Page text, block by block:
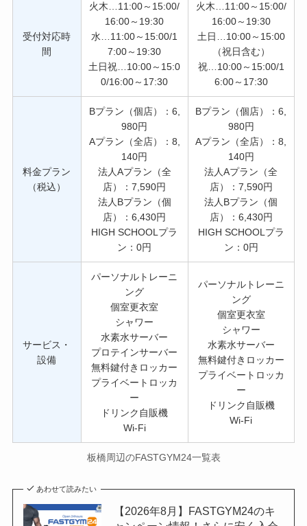
受付対応時
間
火木…11:00～15:00/
16:00～19:30
水…11:00～15:00/1
7:00～19:30
土日祝…10:00～15:0
0/16:00～17:30
火木…11:00～15:00/
16:00～19:30
土日…10:00～15:00
（祝日含む）
祝…10:00～15:00/1
6:00～17:30
料金プラン
（税込）
Bプラン（個店）：6,
980円
Aプラン（全店）：8,
140円
法人Aプラン（全
店）：7,590円
法人Bプラン（個
店）：6,430円
HIGH SCHOOLプラ
ン：0円
Bプラン（個店）：6,
980円
Aプラン（全店）：8,
140円
法人Aプラン（全
店）：7,590円
法人Bプラン（個
店）：6,430円
HIGH SCHOOLプラ
ン：0円
サービス・
設備
パーソナルトレーニ
ング
個室更衣室
シャワー
水素水サーバー
プロテインサーバー
無料鍵付きロッカー
プライベートロッカ
ー
ドリンク自販機
Wi-Fi
パーソナルトレーニ
ング
個室更衣室
シャワー
水素水サーバー
無料鍵付きロッカー
プライベートロッカ
ー
ドリンク自販機
Wi-Fi
板橋周辺のFASTGYM24一覧表
あわせて読みたい
【2026年8月】FASTGYM24のキ